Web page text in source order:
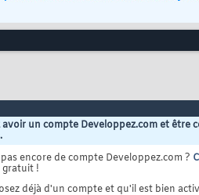
avoir un compte Developpez.com et
encore de compte Developpez.com ?
!
déjà d'un compte et qu'il est bien